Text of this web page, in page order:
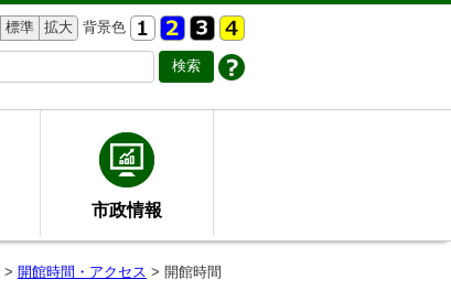
標準 拡大 背景色
市政情報
> 開館時間・アクセス > 開館時間